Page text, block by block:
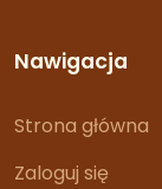
Nawigacja
Strona główna
Zaloguj się